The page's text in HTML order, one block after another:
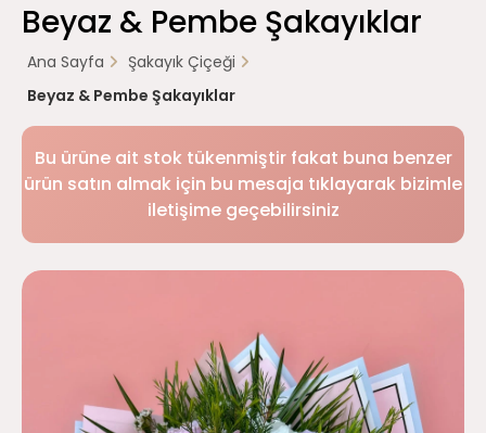
Beyaz & Pembe Şakayıklar
Ana Sayfa
Şakayık Çiçeği
Beyaz & Pembe Şakayıklar
Bu ürüne ait stok tükenmiştir fakat buna benzer
ürün satın almak için bu mesaja tıklayarak bizimle
iletişime geçebilirsiniz